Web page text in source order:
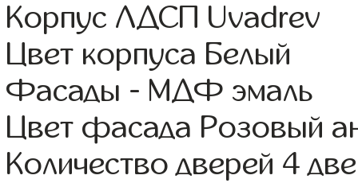
Корпус ЛДСП Uvadrev
Цвет корпуса Белый
Фасады - МДФ эмаль
Цвет фасада Розовый
Количество дверей 4